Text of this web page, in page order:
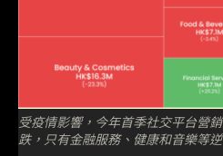
受疫情影響，今年首季社交平台營
跌，只有金融服務、健康和音樂等